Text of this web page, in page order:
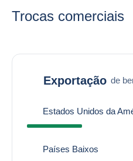
Trocas comerciais
Exportação de
Estados Unidos da
Países Baixos